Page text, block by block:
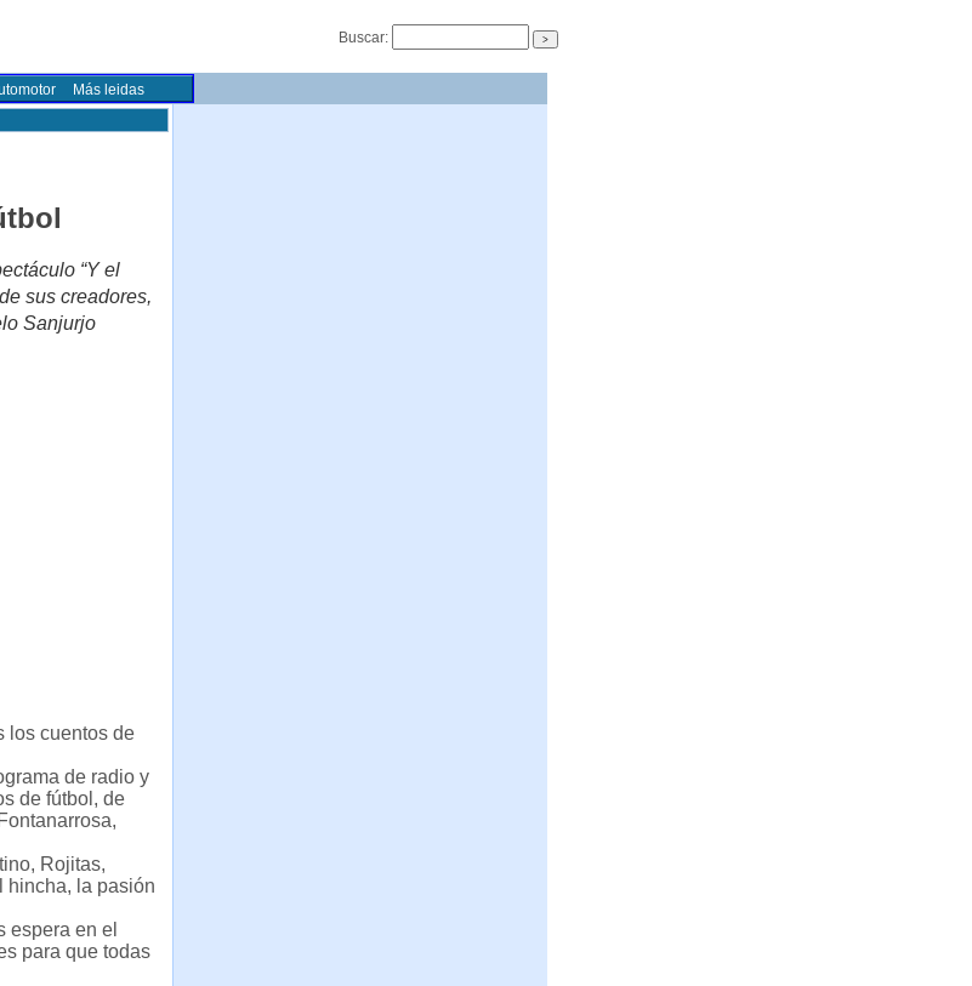
Buscar:
Más leidas
“Y el
sus creadores,
Sanjurjo
los cuentos de
de radio y
de fútbol, de
Rojitas,
hincha, la pasión
espera en el
para que todas